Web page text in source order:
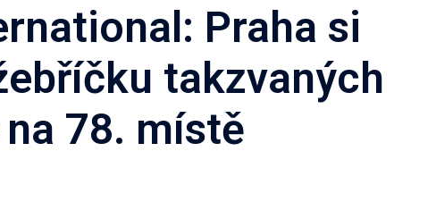
Praha si
takzvaných
78. místě